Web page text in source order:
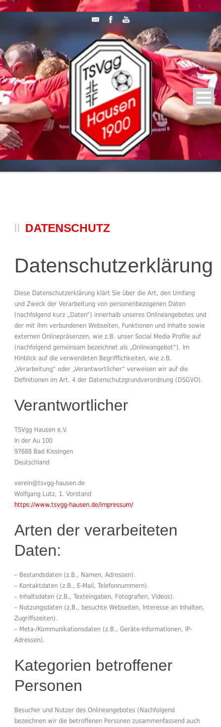
DATENSCHUTZ
Datenschutzerklärung
Diese Datenschutzerklärung klärt Sie über die Art, den Umfang
und Zweck der Verarbeitung von personenbezogenen Daten
(nachfolgend kurz „Daten“) innerhalb unseres Onlineangebotes und
der mit ihm verbundenen Webseiten, Funktionen und Inhalte sowie
externen Onlinepräsenzen, wie z.B. unser Social Media Profile auf
(nachfolgend gemeinsam bezeichnet als „Onlineangebot“). Im
Hinblick auf die verwendeten Begrifflichkeiten, wie z.B.
„Verarbeitung“ oder „Verantwortlicher“ verweisen wir auf die
Definitionen im Art. 4 der Datenschutzgrundverordnung (DSGVO).
Verantwortlicher
TSVgg Hausen e.V.
In der Au 100
97688 Bad Kissingen
Deutschland
verein@tsvgg-hausen.de
Wolfgang Lutz, 1. Vorstand
https://www.tsvgg-hausen.de/impressum/
Arten der verarbeiteten
Daten:
– Bestandsdaten (z.B., Namen, Adressen).
– Kontaktdaten (z.B., E-Mail, Telefonnummern).
– Inhaltsdaten (z.B., Texteingaben, Fotografien, Videos).
– Nutzungsdaten (z.B., besuchte Webseiten, Interesse an Inhalten,
Zugriffszeiten).
– Meta-/Kommunikationsdaten (z.B., Geräte-Informationen, IP-
Adressen).
Kategorien betroffener
Personen
Besucher und Nutzer des Onlineangebotes (Nachfolgend
bezeichnen wir die betroffenen Personen zusammenfassend auch